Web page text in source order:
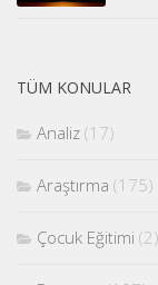
TÜM KONULAR
Analiz (17)
Araştırma (175)
Çocuk Eğitimi (2)